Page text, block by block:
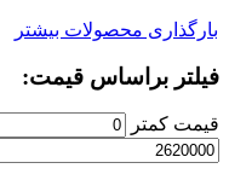
بارگذاری محصولات بیشتر
فیلتر براساس قیمت:
قیمت کمتر